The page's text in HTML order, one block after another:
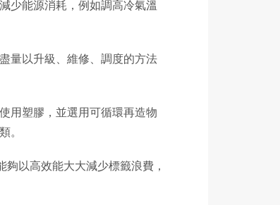
少能源消耗，例如調高冷氣溫
量以升級、維修、調度的方法
用塑膠，並選用可循環再造物
。
以高效能大大減少標籤浪費，